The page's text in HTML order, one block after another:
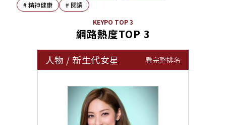
#精神健康 #閱讀
KEYPO TOP 3
網路熱度TOP 3
人物 /新生代女星 看完整排名